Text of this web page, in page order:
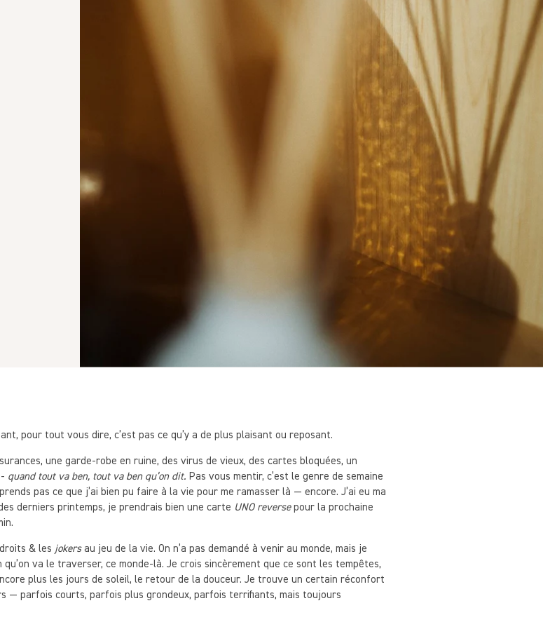
pour tout vous dire, c’est pas ce qu’y a de plus plaisant ou reposant.
une garde-robe en ruine, des virus de vieux, des cartes bloquées, un
quand tout va ben, tout va ben qu’on dit. Pas vous mentir, c’est le genre de semaine
pas ce que j’ai bien pu faire à la vie pour me ramasser là — encore. J’ai eu ma
derniers printemps, je prendrais bien une carte UNO reversepour la prochaine
& les jokersau jeu de la vie. On n’a pas demandé à venir au monde, mais je
va le traverser, ce monde-là. Je crois sincèrement que ce sont les tempêtes,
plus les jours de soleil, le retour de la douceur. Je trouve un certain réconfort
— parfois courts, parfois plus grondeux, parfois terrifiants, mais toujours